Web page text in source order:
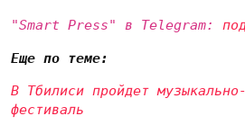
"Smart Press" в Telegram:
Еще по теме:
В Тбилиси пройдет
фестиваль